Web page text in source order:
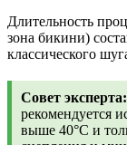
Длительность
зона бикини)
классического
Совет эксперта:
рекомендуется
выше 40°С и